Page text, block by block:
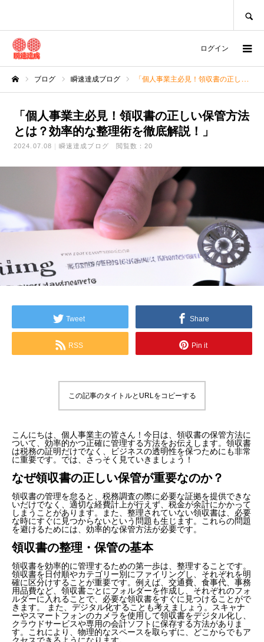
ログイン
ブログ 瞬速達成ブログ 「個人事業主必見！領収書の正しい保管方法とは？効率的な整理術を徹底解説！」
「個人事業主必見！領収書の正しい保管方法
とは？効率的な整理術を徹底解説！」
2024.07.08 瞬速達成ブログ 閲覧数：20
Tweet Share
RSS Pin it
この記事のタイトルとURLをコピーする
こんにちは、個人事業主の皆さん！今日は、領収書の保管方法に
ついて、効率的かつ正確に管理する方法をお伝えします。領収書
は税務の証明だけでなく、ビジネスの透明性を保つためにも非常
に重要です。では、さっそく見ていきましょう！
なぜ領収書の正しい保管が重要なのか？
領収書の管理を怠ると、税務調査の際に必要な証拠を提供できな
いだけでなく、適切な経費計上が行えず、税金が余計にかかって
しまうことがあります。また、整理されていない領収書は、必要
な時にすぐに見つからないという問題も生じます。これらの問題
を避けるためには、効率的な保管方法が必要です。
領収書の整理・保管の基本
領収書を効率的に管理するための第一歩は、整理することです。
領収書を日付順やカテゴリー別にファイリングし、それぞれを明
確に区分けすることが重要です。例えば、交通費、食事代、事務
用品費など、領収書ごとにフォルダーを作成し、それぞれのフォ
ルダーに入れることで、必要な領収書をすぐに見つけることがで
きます。 また、デジタル化することも考えましょう。スキャナ
ーやスマートフォンのカメラを使用して領収書をデジタル化し、
クラウドサービスや専用の会計ソフトに保存する方法がありま
す。これにより、物理的なスペースを取らずに、どこからでもア
クセスできるようになります。